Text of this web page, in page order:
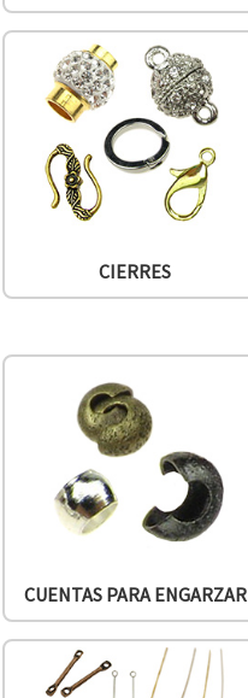
CIERRES
CUENTAS PARA ENGARZAR